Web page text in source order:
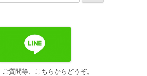
ご質問等、こちらからどうぞ。